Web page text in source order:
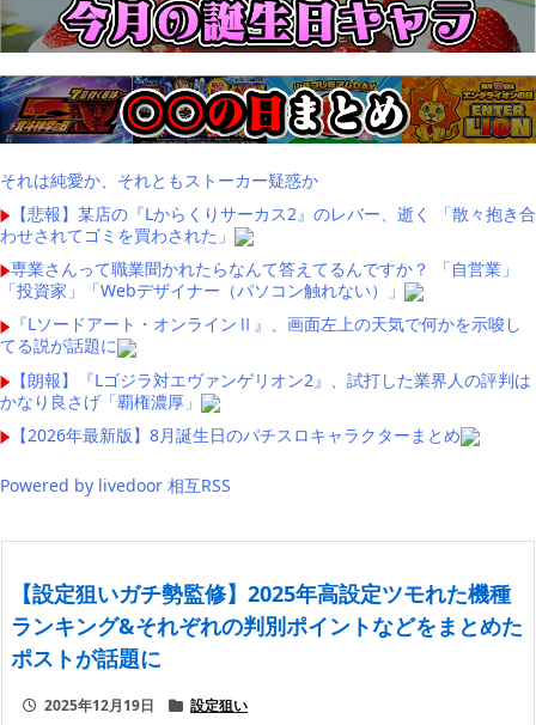
それは純愛か、それともストーカー疑惑か
【悲報】某店の『Lからくりサーカス2』のレバー、逝く 「散々抱き合
わせされてゴミを買わされた」
専業さんって職業聞かれたらなんて答えてるんですか？ 「自営業」
「投資家」「Webデザイナー（パソコン触れない）」
『Lソードアート・オンラインⅡ』、画面左上の天気で何かを示唆し
てる説が話題に
【朗報】『Lゴジラ対エヴァンゲリオン2』、試打した業界人の評判は
かなり良さげ「覇権濃厚」
【2026年最新版】8月誕生日のパチスロキャラクターまとめ
Powered by livedoor 相互RSS
【設定狙いガチ勢監修】2025年高設定ツモれた機種
ランキング&それぞれの判別ポイントなどをまとめた
ポストが話題に
2025年12月19日 設定狙い